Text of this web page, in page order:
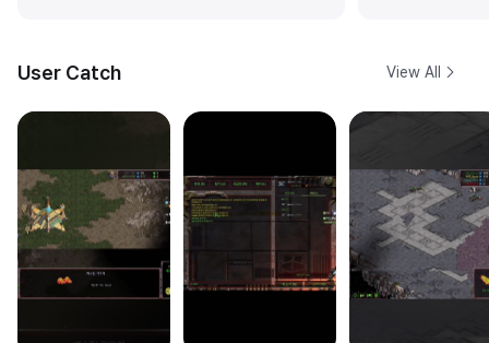
User Catch View All